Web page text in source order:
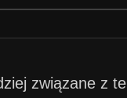
związane z